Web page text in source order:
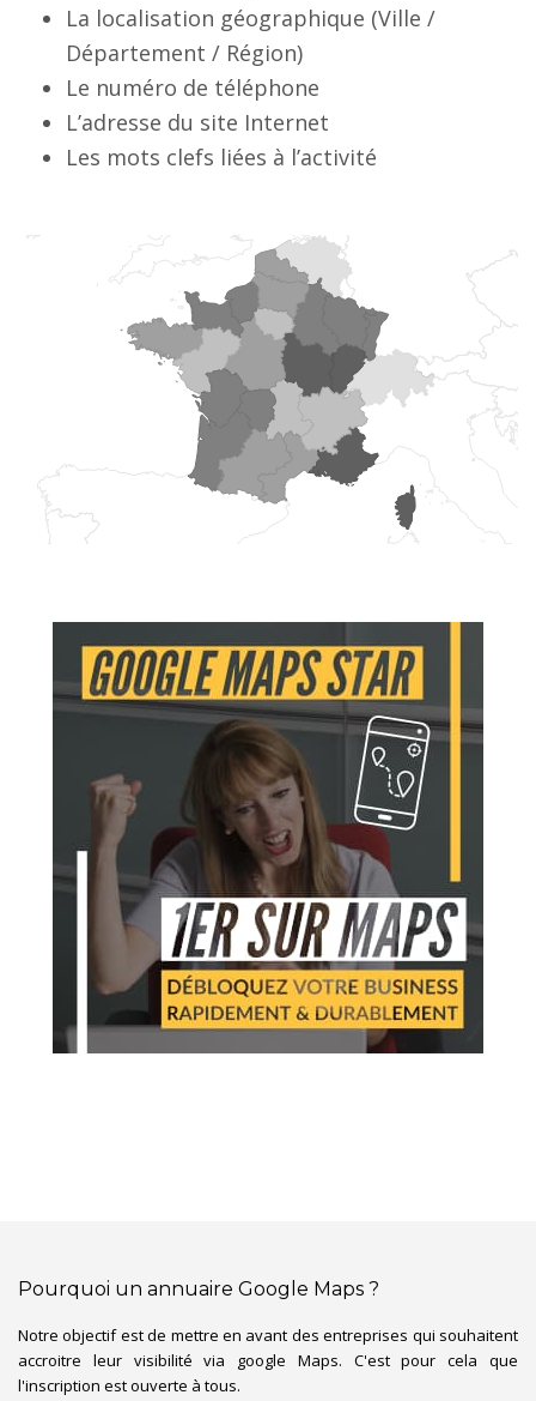
La localisation géographique (Ville /
Département / Région)
Le numéro de téléphone
L’adresse du site Internet
Les mots clefs liées à l’activité
Pourquoi un annuaire Google Maps ?
Notre objectif est de mettre en avant des entreprises qui souhaitent
accroitre leur visibilité via google Maps. C'est pour cela que
l'inscription est ouverte à tous.